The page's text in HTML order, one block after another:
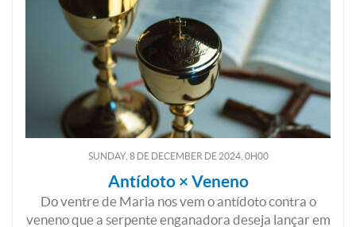
SUNDAY, 8DEDECEMBER DE2024, 0H00
Antídoto × Veneno
Do ventre de Maria nos vem o antídoto contra o
veneno que a serpente enganadora deseja lançar em